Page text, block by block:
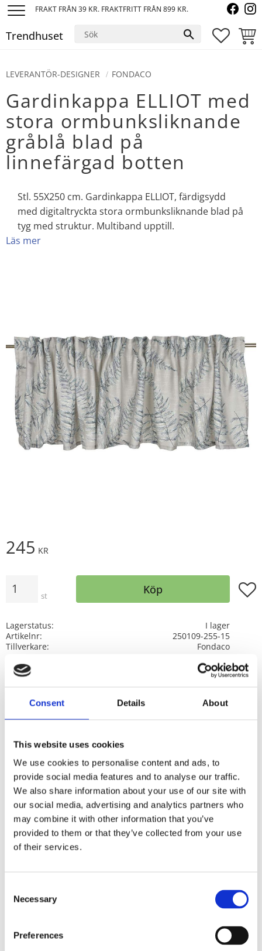
Consent Details About
This website uses cookies
We use cookies to personalise content and ads, to
provide social media features and to analyse our traffic.
We also share information about your use of our site with
our social media, advertising and analytics partners who
may combine it with other information that you’ve
provided to them or that they’ve collected from your use
of their services.
Selection
Necessary
Preferences
FRAKT FRÅN 39 KR. FRAKTFRITT FRÅN 899 KR.
Trendhuset
LEVERANTÖR-DESIGNER FONDACO
Gardinkappa ELLIOT med
stora ormbunksliknande
gråblå blad på
linnefärgad botten
Stl. 55X250 cm. Gardinkappa ELLIOT, färdigsydd
med digitaltryckta stora ormbunksliknande blad på
tyg med struktur. Multiband upptill.
Läs mer
245 KR
st Köp
Lagerstatus
I lager
Artikelnr
250109-255-15
Tillverkare
Fondaco
Visa alla produkter från Fondaco
Mönstret Elliot finns i flera produkter följ länken
ELLIOTså finner du fler.
Kappan är helt färdigsydd och har multiband
upptill.
Multibandet är en flexibel lösning som gör att
gardinen kan hängas upp antingen med
fingerkrokar, räkor eller direkt på en stång
beroende på vilken typ av veck man vill ha på
gardinen.